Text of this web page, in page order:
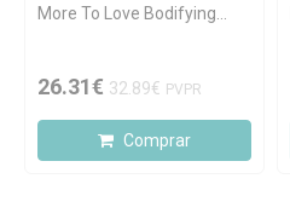
More To Love Bodifying
26.31€ 32.89€ PVPR
Comprar